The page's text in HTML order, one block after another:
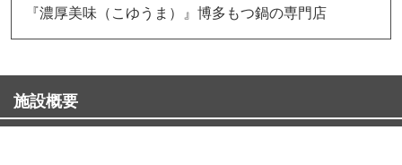
『濃厚美味（こゆうま）』博多もつ鍋の専門店
施設概要